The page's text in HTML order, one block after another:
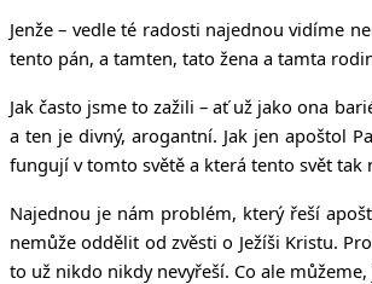
Jenže – vedle té radosti najednou vidíme
tento pán, a tamten, tato žena a tamta
Jak často jsme to zažili – ať už jako ona
a ten je divný, arogantní. Jak jen apoštol
fungují v tomto světě a která tento svět tak
Najednou je nám problém, který řeší
nemůže oddělit od zvěsti o Ježíši Kristu.
to už nikdo nikdy nevyřeší. Co ale